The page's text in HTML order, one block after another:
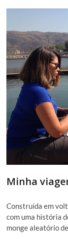
Minha
Construída em
com uma história
monge aleatório